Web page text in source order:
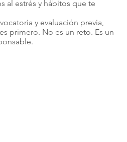
al estrés y hábitos que te
y evaluación previa,
primero. No es un reto. Es un